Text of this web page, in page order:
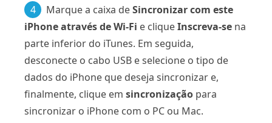
4 Marque a caixa deSincronizar com este
iPhone através de Wi-Fi e cliqueInscreva-se na
parte inferior do iTunes. Em seguida,
desconecte o cabo USB e selecione o tipo de
dados do iPhone que deseja sincronizar e,
finalmente, clique em sincronização para
sincronizar o iPhone com o PC ou Mac.